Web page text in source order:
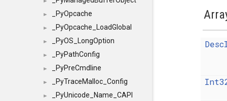
► _PyOpcache
► _PyOpcache_LoadGlobal
► _PyOS_LongOption
► _PyPathConfig
► _PyPreCmdline
► _PyTraceMalloc_Config
► _PyUnicode_Name_CAPI